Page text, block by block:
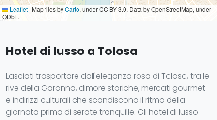
Leaflet | Map tiles byCarto, under CC BY 3.0. Data by OpenStreetMap, under
ODbL.
Hotel di lusso a Tolosa
Lasciati trasportare dall'eleganza rosa di Tolosa, tra le
rive della Garonna, dimore storiche, mercati gourmet
e indirizzi culturali che scandiscono il ritmo della
giornata prima di serate tranquille. Gli hotel di lusso